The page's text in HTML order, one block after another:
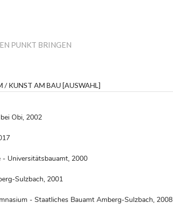
PUNKT BRINGEN
/ KUNST AM BAU [AUSWAHL]
Obi, 2002
- Universitätsbauamt, 2000
Sulzbach, 2001
- Staatliches Bauamt Amberg-Sulzbach, 2008